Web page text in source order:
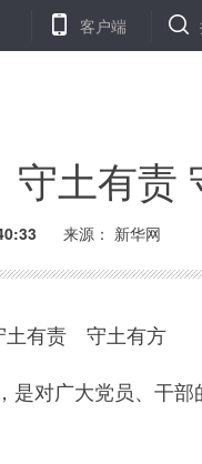
湖北竹溪“五对一”服务情暖康
客户端
守土有责
来源： 新华网
土有责 守土有方
对广大党员、干部